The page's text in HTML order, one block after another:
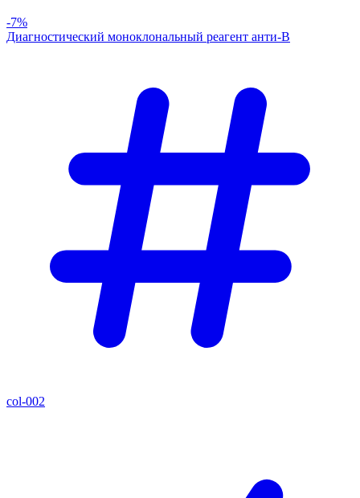
-7%
Диагностический моноклональный реагент анти-В
col-002